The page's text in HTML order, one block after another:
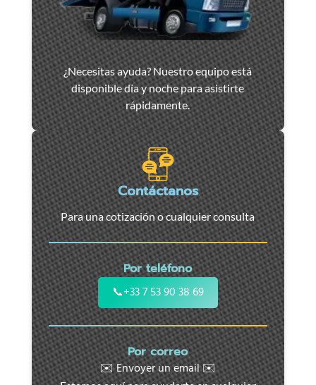
Asistencia
y
remolque
de
coches
en
Marsella
-
Servicio
24/7
para
coches,
motos
y
vehículos
utilitarios.
Intervención
rápida
en
¿Necesitas ayuda? Nuestro equipo está
disponible día y noche para asistirte
rápidamente.
Contáctanos
Para una cotización o cualquier consulta
Por teléfono
📞+33 7 53 90 38 69
Por correo
✉️ Envoyer un email ✉️